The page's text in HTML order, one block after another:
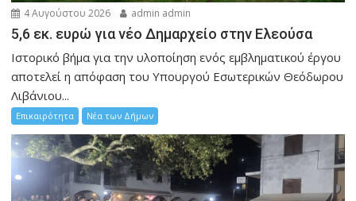
4 Αυγούστου 2026 admin admin
5,6 εκ. ευρώ για νέο Δημαρχείο στην Ελεούσα
Ιστορικό βήμα για την υλοποίηση ενός εμβληματικού έργου
αποτελεί η απόφαση του Υπουργού Εσωτερικών Θεόδωρου
Λιβάνιου...
Επικαιρότητα Νέα των Δήμων